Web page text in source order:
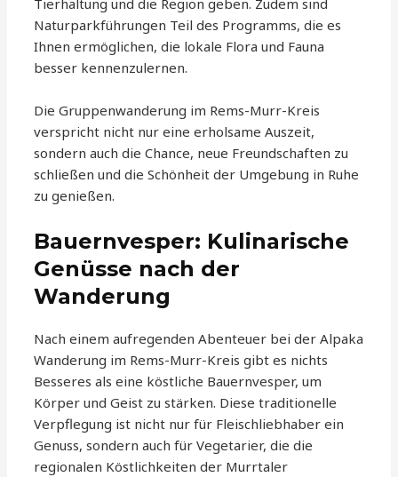
Naturparkführungen Teil des Programms, die es
Ihnen ermöglichen, die lokale Flora und Fauna
besser kennenzulernen.
Die Gruppenwanderung im Rems-Murr-Kreis
verspricht nicht nur eine erholsame Auszeit,
sondern auch die Chance, neue Freundschaften zu
schließen und die Schönheit der Umgebung in Ruhe
zu genießen.
Bauernvesper: Kulinarische
Genüsse nach der
Wanderung
Nach einem aufregenden Abenteuer bei der Alpaka
Wanderung im Rems-Murr-Kreis gibt es nichts
Besseres als eine köstliche Bauernvesper, um
Körper und Geist zu stärken. Diese traditionelle
Verpflegung ist nicht nur für Fleischliebhaber ein
Genuss, sondern auch für Vegetarier, die die
regionalen Köstlichkeiten der Murrtaler